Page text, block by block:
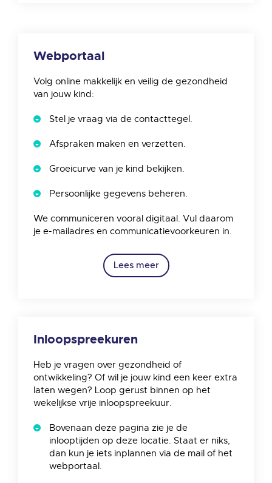
Webportaal
Volg online makkelijk en veilig de gezondheid
van jouw kind:
Stel je vraag via de contacttegel.
Afspraken maken en verzetten.
Groeicurve van je kind bekijken.
Persoonlijke gegevens beheren.
We communiceren vooral digitaal. Vul daarom
je e-mailadres en communicatievoorkeuren in.
Lees meer
Inloopspreekuren
Heb je vragen over gezondheid of
ontwikkeling? Of wil je jouw kind een keer extra
laten wegen? Loop gerust binnen op het
wekelijkse vrije inloopspreekuur.
Bovenaan deze pagina zie je de
inlooptijden op deze locatie. Staat er niks,
dan kun je iets inplannen via de mail of het
webportaal.